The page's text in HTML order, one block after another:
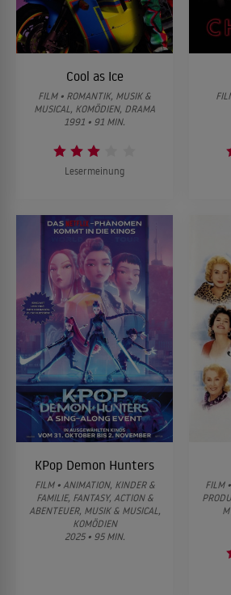
Cool as Ice
FILM • ROMANTIK, MUSIK &
MUSICAL, KOMÖDIEN, DRAMA
1991 • 91 MIN.
Lesermeinung
KPop Demon Hunters
FILM • ANIMATION, KINDER &
FAMILIE, FANTASY, ACTION &
ABENTEUER, MUSIK & MUSICAL,
KOMÖDIEN
2025 • 95 MIN.
FILM